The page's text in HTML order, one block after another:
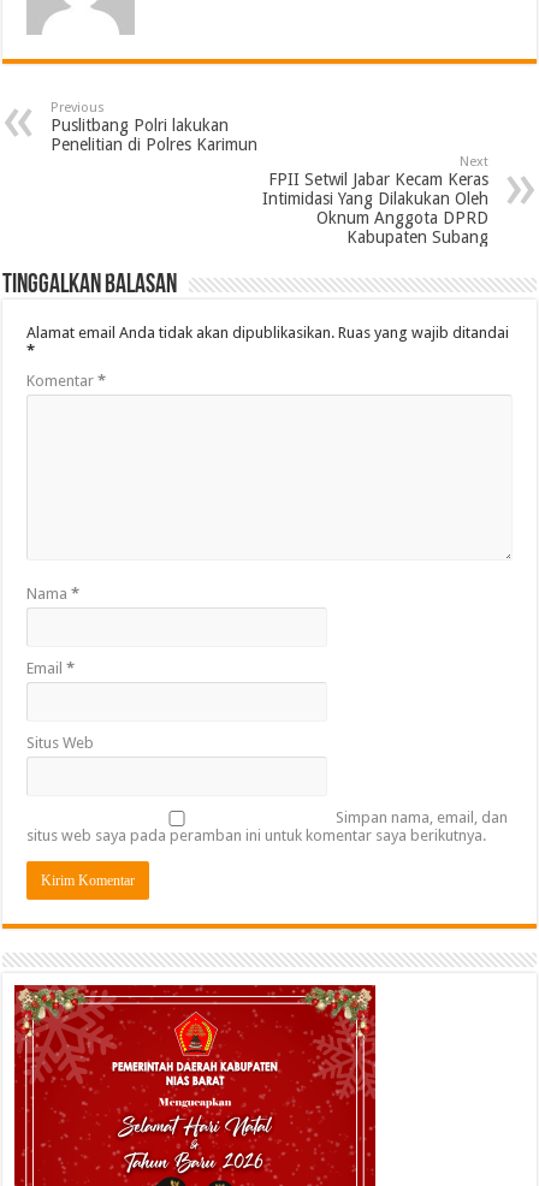
Previous
Puslitbang Polri lakukan
Penelitian di Polres Karimun
Next
FPII Setwil Jabar Kecam Keras
Intimidasi Yang Dilakukan Oleh
Oknum Anggota DPRD
Kabupaten Subang
Tinggalkan Balasan
Alamat email Anda tidak akan dipublikasikan. Ruas yang wajib ditandai
*
Komentar*
Nama*
Email*
Situs Web
Simpan nama, email, dan
situs web saya pada peramban ini untuk komentar saya berikutnya.